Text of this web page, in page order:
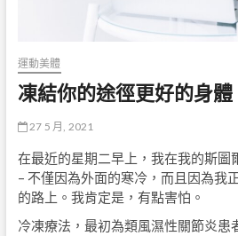
運動美體
凍結你的途徑更好的身體
27 5 月, 2021
在最近的星期二早上，我在我的斯圖
– 不僅因為外面的寒冷，而且因為我
的路上。我肯定是，有點害怕。
冷凍療法，最初為類風濕性關節炎患